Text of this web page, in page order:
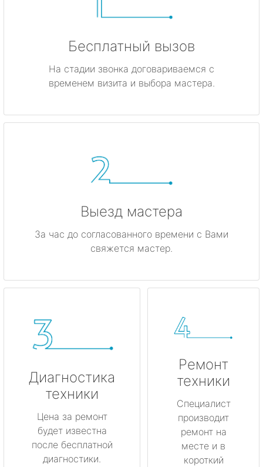
Бесплатный вызов
На стадии звонка договариваемся с
временем визита и выбора мастера.
Выезд мастера
За час до согласованного времени с Вами
свяжется мастер.
Диагностика
техники
Цена за ремонт
будет известна
после бесплатной
диагностики.
Ремонт
техники
Специалист
производит
ремонт на
месте и в
короткий